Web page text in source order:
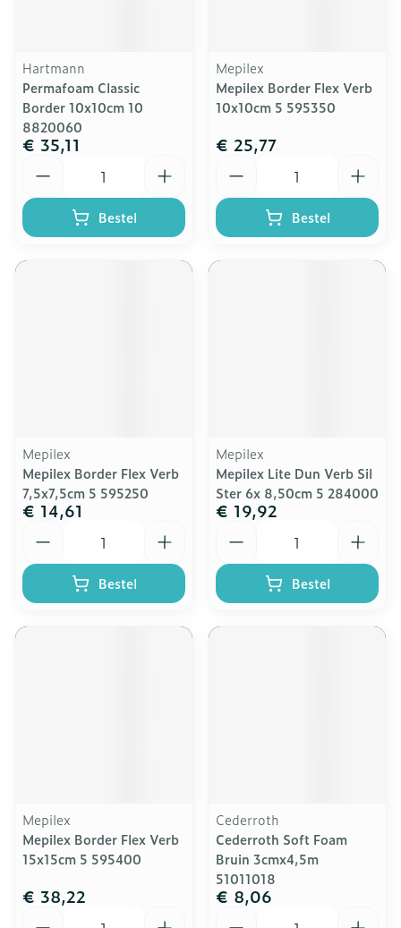
Hartmann
Permafoam Classic
Border 10x10cm 10
8820060
€ 35,11
Bestel
Mepilex
Mepilex Border Flex Verb
10x10cm 5 595350
€ 25,77
Bestel
Mepilex
Mepilex Border Flex Verb
7,5x7,5cm 5 595250
€ 14,61
Bestel
Mepilex
Mepilex Lite Dun Verb Sil
Ster 6x 8,50cm 5 284000
€ 19,92
Bestel
Mepilex
Mepilex Border Flex Verb
15x15cm 5 595400
€ 38,22
Cederroth
Cederroth Soft Foam
Bruin 3cmx4,5m
51011018
€ 8,06